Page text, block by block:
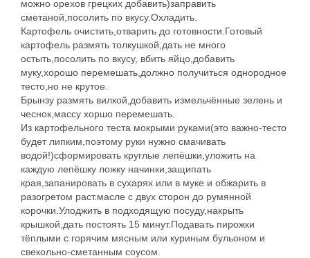
можно орехов грецких добавить)заправить
сметаной,посолить по вкусу.Охладить.
Картофель очистить,отварить до готовности.Готовый
картофель размять толкушкой,дать не много
остыть,посолить по вкусу, вбить яйцо,добавить
муку,хорошо перемешать,должно получиться однородное
тесто,но не крутое.
Брынзу размять вилкой,добавить измельчённые зелень и
чеснок,массу хоршо перемешать.
Из картофельного теста мокрыми руками(это важно-тесто
будет липким,поэтому руки нужно смачивать
водой!)сформировать круглые лепёшки,уложить на
каждую лепёшку ложку начинки,защипать
края,запанировать в сухарях или в муке и обжарить в
разогретом раст.масле с двух сторон до румянной
корочки.Улоджить в подходящую посуду,накрыть
крышкой,дать постоять 15 минут.Подавать пирожки
тёплыми с горячим мясным или куриным бульоном и
свекольно-сметанным соусом.